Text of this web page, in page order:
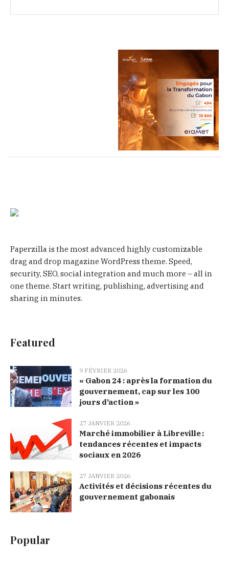
Paperzilla is the most advanced highly customizable
drag and drop magazine WordPress theme. Speed,
security, SEO, social integration and much more – all in
one theme. Start writing, publishing, advertising and
sharing in minutes.
Featured
9 FÉVRIER 2026
« Gabon 24 : après la formation du
gouvernement, cap sur les 100
jours d’action »
27 JANVIER 2026
Marché immobilier à Libreville :
tendances récentes et impacts
sociaux en 2026
27 JANVIER 2026
Activités et décisions récentes du
gouvernement gabonais
Popular